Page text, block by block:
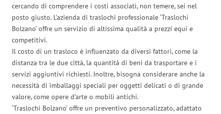
cercando di comprendere i costi associati, non temere, sei nel
posto giusto. L’azienda di traslochi professionale ‘Traslochi
Bolzano’ offre un servizio di altissima qualità a prezzi equi e
competitivi.
Il costo di un trasloco è influenzato da diversi fattori, come la
distanza tra le due città, la quantità di beni da trasportare e i
servizi aggiuntivi richiesti. Inoltre, bisogna considerare anche la
necessità di imballaggi speciali per oggetti delicati o di grande
valore, come opere d’arte o mobili antichi.
‘Traslochi Bolzano’ offre un preventivo personalizzato, adattato